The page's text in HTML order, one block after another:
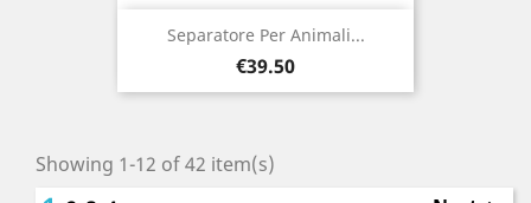
Separatore Per Animali...
Price
€39.50
Showing 1-12 of 42 item(s)